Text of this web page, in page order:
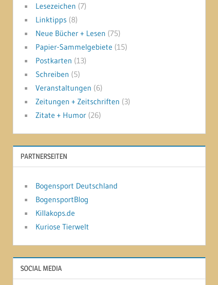
Lesezeichen (7)
Linktipps(8)
Neue Bücher + Lesen (75)
Papier-Sammelgebiete (15)
Postkarten (13)
Schreiben (5)
Veranstaltungen (6)
Zeitungen + Zeitschriften (3)
Zitate + Humor(26)
PARTNERSEITEN
Bogensport Deutschland
BogensportBlog
Killakops.de
Kuriose Tierwelt
SOCIAL MEDIA